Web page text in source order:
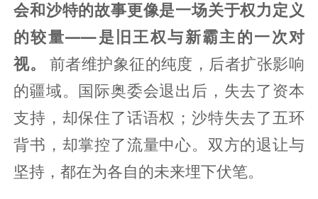
会和沙特的故事更像是一场关于权力定义
的较量——是旧王权与新霸主的一次对
视。 前者维护象征的纯度，后者扩张影响
的疆域。国际奥委会退出后，失去了资本
支持，却保住了话语权；沙特失去了五环
背书，却掌控了流量中心。双方的退让与
坚持，都在为各自的未来埋下伏笔。